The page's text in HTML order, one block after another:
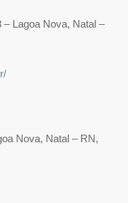
– Lagoa Nova, Natal –
Nova, Natal – RN,